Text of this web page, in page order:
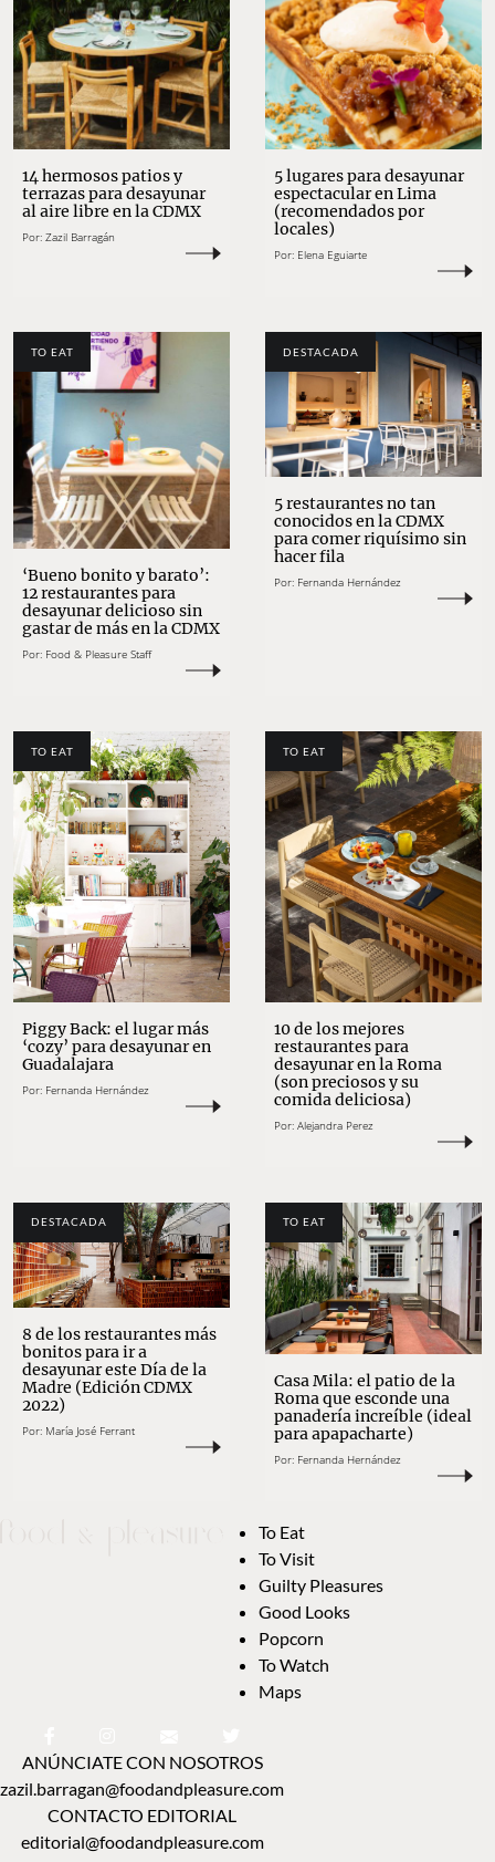
14 hermosos patios y
terrazas para desayunar
al aire libre en la CDMX
Por: Zazil Barragán
5 lugares para desayunar
espectacular en Lima
(recomendados por
locales)
Por: Elena Eguiarte
TO EAT
‘Bueno bonito y barato’:
12 restaurantes para
desayunar delicioso sin
gastar de más en la CDMX
Por: Food & Pleasure Staff
DESTACADA
5 restaurantes no tan
conocidos en la CDMX
para comer riquísimo sin
hacer fila
Por: Fernanda Hernández
TO EAT
Piggy Back: el lugar más
‘cozy’ para desayunar en
Guadalajara
Por: Fernanda Hernández
TO EAT
10 de los mejores
restaurantes para
desayunar en la Roma
(son preciosos y su
comida deliciosa)
Por: Alejandra Perez
DESTACADA
8 de los restaurantes más
bonitos para ir a
desayunar este Día de la
Madre (Edición CDMX
2022)
Por: María José Ferrant
TO EAT
Casa Mila: el patio de la
Roma que esconde una
panadería increíble (ideal
para apapacharte)
Por: Fernanda Hernández
To Eat
To Visit
Guilty Pleasures
Good Looks
Popcorn
To Watch
Maps
ANÚNCIATE CON NOSOTROS
zazil.barragan@foodandpleasure.com
CONTACTO EDITORIAL
editorial@foodandpleasure.com